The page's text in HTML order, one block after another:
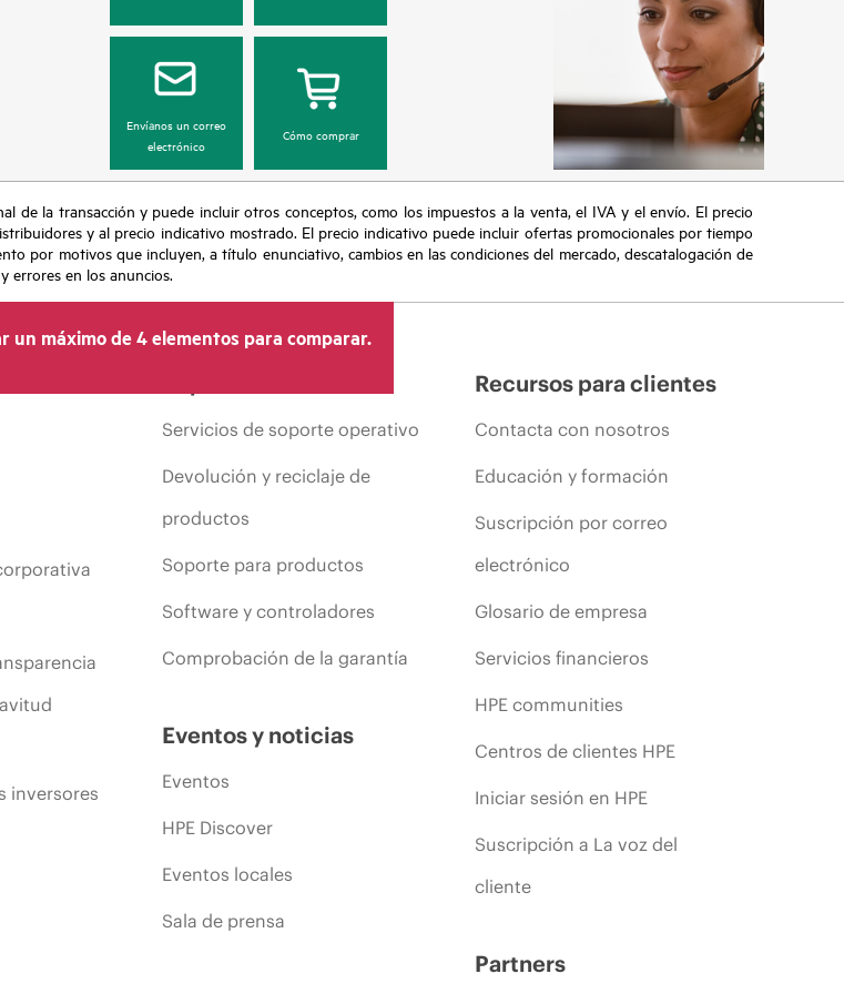
Envíanos un correo
electrónico
Cómo comprar
de la transacción y puede incluir otros conceptos, como los impuestos a la venta, el IVA y el envío. El precio
y al precio indicativo mostrado. El precio indicativo puede incluir ofertas promocionales por tiempo
por motivos que incluyen, a título enunciativo, cambios en las condiciones del mercado, descatalogación de
errores en los anuncios.
un máximo de 4 elementos para comparar.
inversores
Servicios de soporte operativo
Devolución y reciclaje de
productos
Soporte para productos
Software y controladores
Comprobación de la garantía
Eventos y noticias
Eventos
HPE Discover
Eventos locales
Sala de prensa
Recursos para clientes
Contacta con nosotros
Educación y formación
Suscripción por correo
electrónico
Glosario de empresa
Servicios financieros
HPE communities
Centros de clientes HPE
Iniciar sesión en HPE
Suscripción a La voz del
cliente
Partners